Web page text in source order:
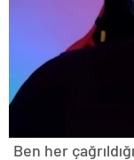
Ben her